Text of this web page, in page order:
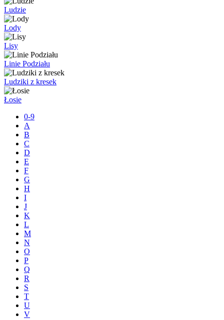
Ludzie
Lody
Lisy
Linie Podziału
Ludziki z kresek
Łosie
0-9
A
B
C
D
E
F
G
H
I
J
K
L
M
N
O
P
Q
R
S
T
U
V